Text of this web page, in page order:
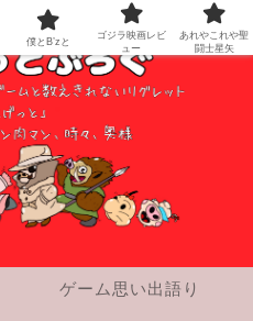
ゲーム思い出語り
僕とB’zと
ゴジラ映画レビ
ュー
あれやこれや聖
闘士星矢